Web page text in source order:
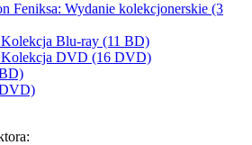
Feniksa: Wydanie kolekcjonerskie (3
Kolekcja Blu-ray (11 BD)
Kolekcja DVD (16 DVD)